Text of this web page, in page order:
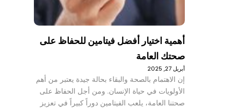
أهمية اختيار أفضل فيتامين للحفاظ على
صحتك العامة
أبريل 27, 2025
إن الاهتمام بالصحة والبقاء بحالة جيدة يعتبر من أهم
الأولويات في حياة الإنسان. ومن أجل الحفاظ على
صحتنا العامة، يلعب الفيتامين دوراً كبيراً في تعزيز